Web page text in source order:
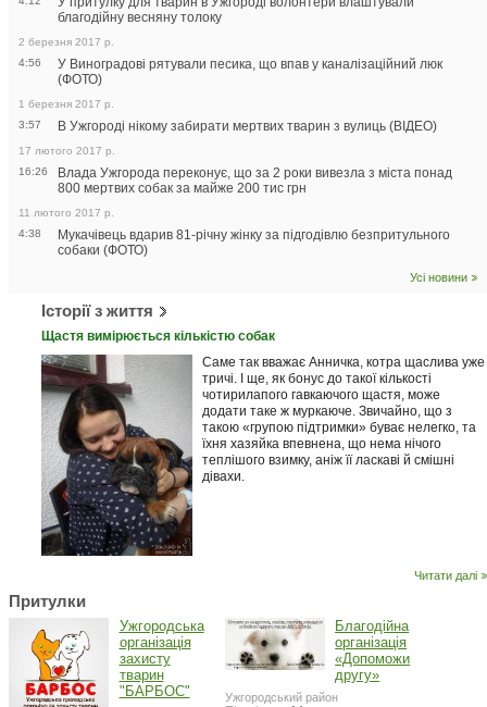
благодійну весняну толоку
2 березня 2017 р.
4:56
У Виноградові рятували песика, що впав у каналізаційний люк
(ФОТО)
1 березня 2017 р.
3:57
В Ужгороді нікому забирати мертвих тварин з вулиць (ВІДЕО)
17 лютого 2017 р.
16:26
Влада Ужгорода переконує, що за 2 роки вивезла з міста понад
800 мертвих собак за майже 200 тис грн
11 лютого 2017 р.
4:38
Мукачівець вдарив 81-річну жінку за підгодівлю безпритульного
собаки (ФОТО)
Усі новини
Історії з життя
Щастя вимірюється кількістю собак
Саме так вважає Анничка, котра щаслива уже
тричі. І ще, як бонус до такої кількості
чотирилапого гавкаючого щастя, може
додати таке ж муркаюче. Звичайно, що з
такою «групою підтримки» буває нелегко, та
їхня хазяйка впевнена, що нема нічого
теплішого взимку, аніж її ласкаві й смішні
дівахи.
Читати далі
Притулки
Ужгородська
організація
захисту
тварин
"БАРБОС"
Благодійна
організація
«Допоможи
другу»
Ужгородський район